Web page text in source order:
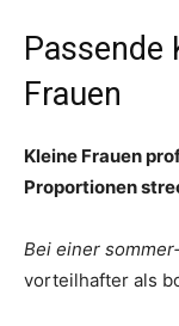
Passende
Frauen
Kleine Frauen
Proportionen
Bei einer
vorteilhafter als